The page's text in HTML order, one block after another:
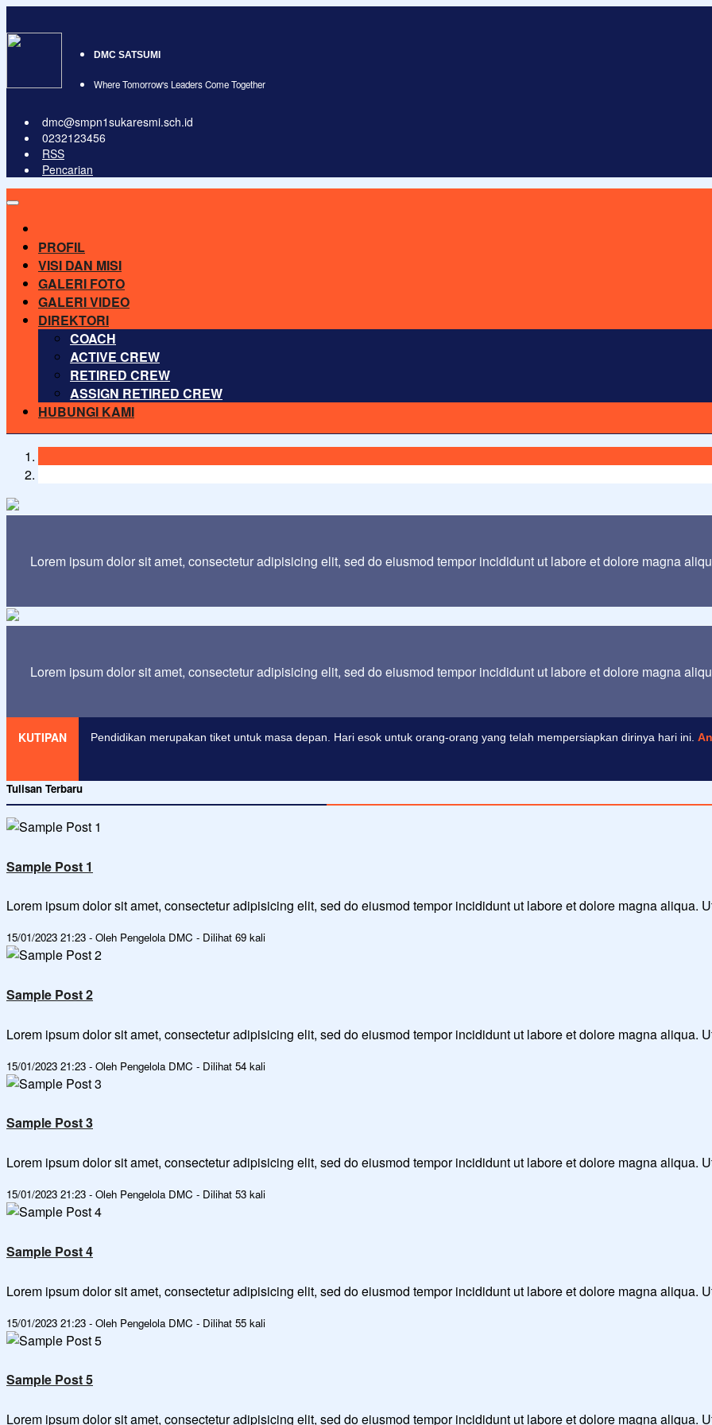
DMC SATSUMI
Where Tomorrow's Leaders Come Together
dmc@smpn1sukaresmi.sch.id
0232123456
RSS
Pencarian
PROFIL
VISI DAN MISI
GALERI FOTO
GALERI VIDEO
DIREKTORI
COACH
ACTIVE CREW
RETIRED CREW
ASSIGN RETIRED CREW
HUBUNGI KAMI
Lorem ipsum dolor sit amet, consectetur adipisicing elit, sed do eiusmod tempor incididunt ut labore et dolore magna
Lorem ipsum dolor sit amet, consectetur adipisicing elit, sed do eiusmod tempor incididunt ut labore et dolore magna
KUTIPAN Pendidikan merupakan tiket untuk masa depan. Hari esok untuk orang-orang yang telah mempersiapkan dirinya hari ini.
Tulisan Terbaru
Sample Post 1
Lorem ipsum dolor sit amet, consectetur adipisicing elit, sed do eiusmod tempor incididunt ut labore et dolore magna aliqua.
15/01/2023 21:23 - Oleh Pengelola DMC - Dilihat 69 kali
Sample Post 2
Lorem ipsum dolor sit amet, consectetur adipisicing elit, sed do eiusmod tempor incididunt ut labore et dolore magna aliqua.
15/01/2023 21:23 - Oleh Pengelola DMC - Dilihat 54 kali
Sample Post 3
Lorem ipsum dolor sit amet, consectetur adipisicing elit, sed do eiusmod tempor incididunt ut labore et dolore magna aliqua.
15/01/2023 21:23 - Oleh Pengelola DMC - Dilihat 53 kali
Sample Post 4
Lorem ipsum dolor sit amet, consectetur adipisicing elit, sed do eiusmod tempor incididunt ut labore et dolore magna aliqua.
15/01/2023 21:23 - Oleh Pengelola DMC - Dilihat 55 kali
Sample Post 5
Lorem ipsum dolor sit amet, consectetur adipisicing elit, sed do eiusmod tempor incididunt ut labore et dolore magna aliqua.